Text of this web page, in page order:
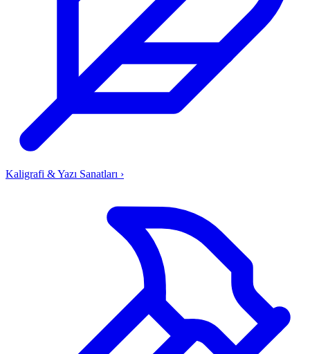
Kaligrafi & Yazı Sanatları ›